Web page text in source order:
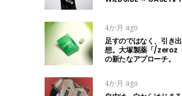
4か月 ago
足すのではなく、引き
想。大塚製薬「/zeroz
の新たなアプローチ。
4か月 ago